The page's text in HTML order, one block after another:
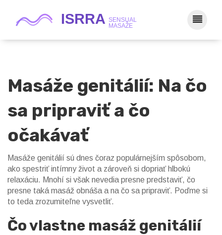
Masáže genitálií: Na čo
sa pripraviť a čo
očakávať
Masáže genitálií sú dnes čoraz populárnejším spôsobom,
ako spestriť intímny život a zároveň si dopriať hlbokú
relaxáciu. Mnohí si však nevedia presne predstaviť, čo
presne taká masáž obnáša a na čo sa pripraviť. Poďme si
to teda zrozumiteľne vysvetliť.
Čo vlastne masáž genitálií